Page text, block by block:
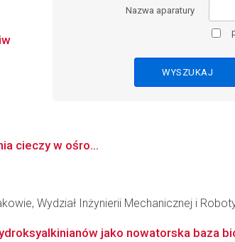
Nazwa aparatury
cieczy w ośro...
Wydział Inżynierii Mechanicznej i
jako nowatorska baza